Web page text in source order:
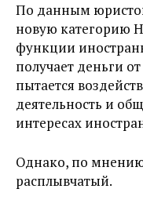
По данным
новую категорию
функции
получает деньги
пытается
деятельность и
интересах
Однако, по мнению
расплывчатый.